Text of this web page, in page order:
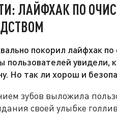
ЛАЙФХАК ПО
покорил лайфхак
пользователей увидели,
Но так ли хорош и
зубов выложила
своей улыбке